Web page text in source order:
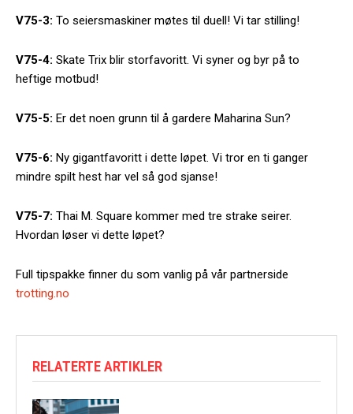
V75-3: To seiersmaskiner møtes til duell! Vi tar stilling!
V75-4: Skate Trix blir storfavoritt. Vi syner og byr på to
heftige motbud!
V75-5: Er det noen grunn til å gardere Maharina Sun?
V75-6: Ny gigantfavoritt i dette løpet. Vi tror en ti ganger
mindre spilt hest har vel så god sjanse!
V75-7: Thai M. Square kommer med tre strake seirer.
Hvordan løser vi dette løpet?
Full tipspakke finner du som vanlig på vår partnerside
trotting.no
RELATERTE ARTIKLER